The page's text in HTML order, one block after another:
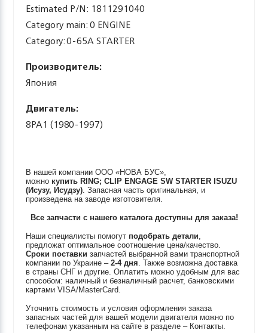
Estimated P/N: 1811291040
Category main: 0 ENGINE
Category: 0-65A STARTER
Производитель:
Япония
Двигатель:
8PA1 (1980-1997)
В нашей компании ООО «НОВА БУС»,
можно купить RING; CLIP ENGAGE SW STARTER ISUZU
(Исузу, Исудзу). Запасная часть оригинальная, и
произведена на заводе изготовителя.
Все запчасти с нашего каталога доступны для заказа!
Наши специалисты помогут подобрать детали,
предложат оптимальное соотношение цена/качество.
Сроки поставки запчастей выбранной вами транспортной
компании по Украине –2-4 дня. Также возможна доставка
в страны СНГ и другие. Оплатить можно удобным для вас
способом: наличный и безналичный расчет, банковскими
картами VISA/MasterCard.
Уточнить стоимость и условия оформления заказа
запасных частей для вашей модели двигателя можно по
телефонам указанным на сайте в разделе – Контакты.